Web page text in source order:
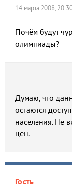
14 марта 2008, 20:30
Почём будут
олимпиады?
Думаю, что
остаются
населения. Не
цен.
Гость